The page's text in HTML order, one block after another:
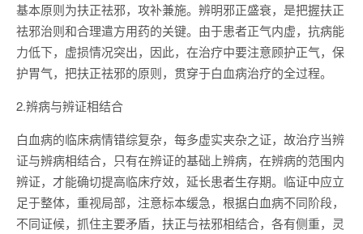
基本原则为扶正祛邪，攻补兼施。辨明邪正盛衰，是把握扶正
祛邪治则和合理遣方用药的关键。由于患者正气内虚，抗病能
力低下，虚损情况突出，因此，在治疗中要注意顾护正气，保
护胃气，把扶正祛邪的原则，贯穿于白血病治疗的全过程。
2.辨病与辨证相结合
白血病的临床病情错综复杂，每多虚实夹杂之证，故治疗当辨
证与辨病相结合，只有在辨证的基础上辨病，在辨病的范围内
辨证，才能确切提高临床疗效，延长患者生存期。临证中应立
足于整体，重视局部，注意标本缓急，根据白血病不同阶段，
不同证候，抓住主要矛盾，扶正与祛邪相结合，各有侧重，灵